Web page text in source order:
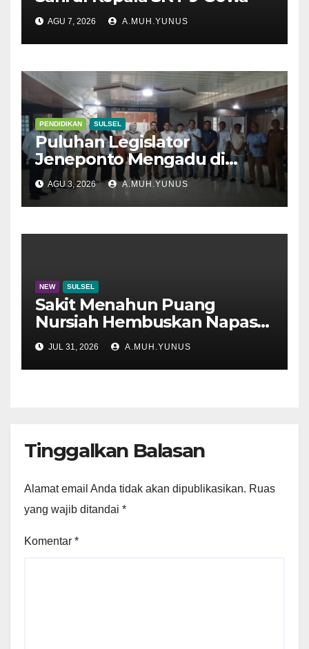
AGU 7, 2026 A.MUH.YUNUS
PENDIDIKAN SULSEL
Puluhan Legislator
Jeneponto Mengadu di
Disdik Sulsel
AGU 3, 2026 A.MUH.YUNUS
NEW SULSEL
Sakit Menahun Puang
Nursiah Hembuskan Napas
Terakhir
JUL 31, 2026 A.MUH.YUNUS
Tinggalkan Balasan
Alamat email Anda tidak akan dipublikasikan. Ruas
yang wajib ditandai *
Komentar *